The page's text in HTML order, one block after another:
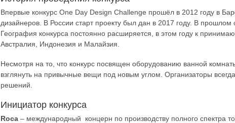
Впервые конкурс One Day Design Challenge прошёл в 2012 году в
дизайнеров. В России старт проекту был дан в 2017 году. В прошлом
География конкурса постоянно расширяется, в этом году к
Австралия, Индонезия и Малайзия.
Несмотря на то, что конкурс посвящен оборудованию ванной
взглянуть на привычные вещи под новым углом. Организаторы
решений.
Инициатор конкурса
Roca – международный концерн по производству полного спектра